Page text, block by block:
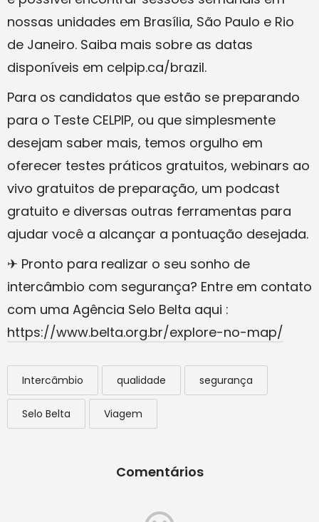
nossas unidades em Brasília, São Paulo e Rio
de Janeiro. Saiba mais sobre as datas
disponíveis em celpip.ca/brazil.
Para os candidatos que estão se preparando
para o Teste CELPIP, ou que simplesmente
desejam saber mais, temos orgulho em
oferecer testes práticos gratuitos, webinars ao
vivo gratuitos de preparação, um podcast
gratuito e diversas outras ferramentas para
ajudar você a alcançar a pontuação desejada.
✈ Pronto para realizar o seu sonho de
intercâmbio com segurança? Entre em contato
com uma Agência Selo Belta aqui :
https://www.belta.org.br/explore-no-map/
Intercâmbio qualidade segurança
Selo Belta Viagem
Comentários